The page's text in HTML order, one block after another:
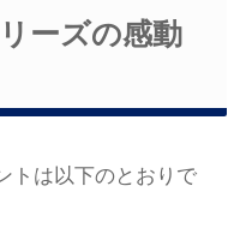
ーズの感動
トは以下のとおりで